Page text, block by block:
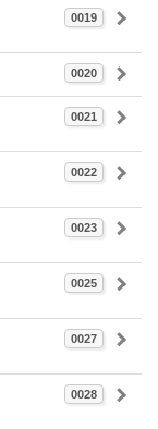
0019
0020
0021
0022
0023
0025
0027
0028